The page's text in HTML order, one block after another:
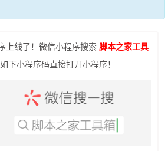
上线了！微信小程序搜索 脚本之家工具
下小程序码直接打开小程序！